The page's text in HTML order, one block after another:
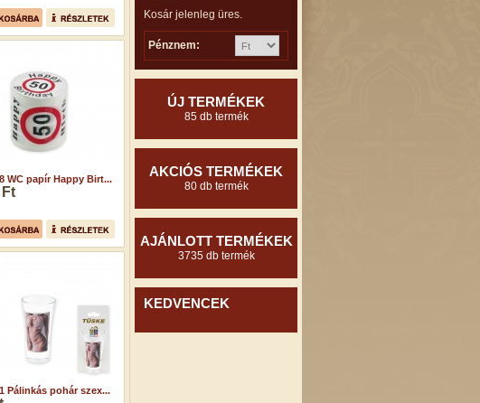
WC papír Happy Birt...
Ft
Pálinkás pohár szex...
Kosár jelenleg üres.
Pénznem:
ÚJ TERMÉKEK
85 db termék
AKCIÓS TERMÉKEK
80 db termék
AJÁNLOTT TERMÉKEK
3735 db termék
KEDVENCEK